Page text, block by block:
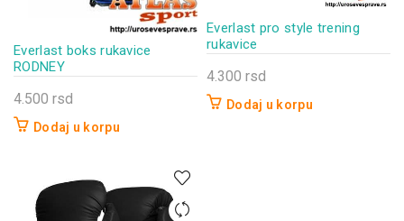
Everlast boks rukavice
RODNEY
4.500 rsd
Dodaj u korpu
Everlast pro style trening
rukavice
4.300 rsd
Dodaj u korpu